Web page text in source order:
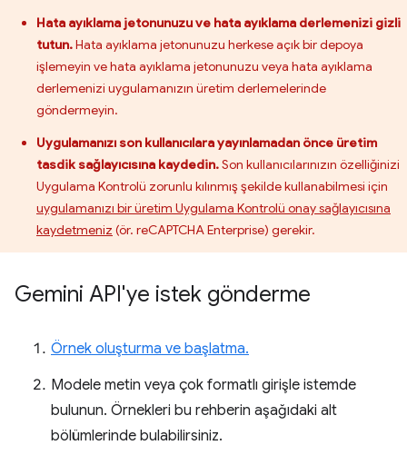
Hata ayıklama jetonunuzu ve hata ayıklama derlemenizi gizli
tutun.Hata ayıklama jetonunuzu herkese açık bir depoya
işlemeyin ve hata ayıklama jetonunuzu veya hata ayıklama
derlemenizi uygulamanızın üretim derlemelerinde
göndermeyin.
Uygulamanızı son kullanıcılara yayınlamadan önce üretim
tasdik sağlayıcısına kaydedin.Son kullanıcılarınızın özelliğinizi
Uygulama Kontrolü zorunlu kılınmış şekilde kullanabilmesi için
uygulamanızı bir üretim Uygulama Kontrolü onay sağlayıcısına
kaydetmeniz (ör. reCAPTCHA Enterprise) gerekir.
Gemini API'ye istek gönderme
Örnek oluşturma ve başlatma.
Modele metin veya çok formatlı girişle istemde
bulunun. Örnekleri bu rehberin aşağıdaki alt
bölümlerinde bulabilirsiniz.